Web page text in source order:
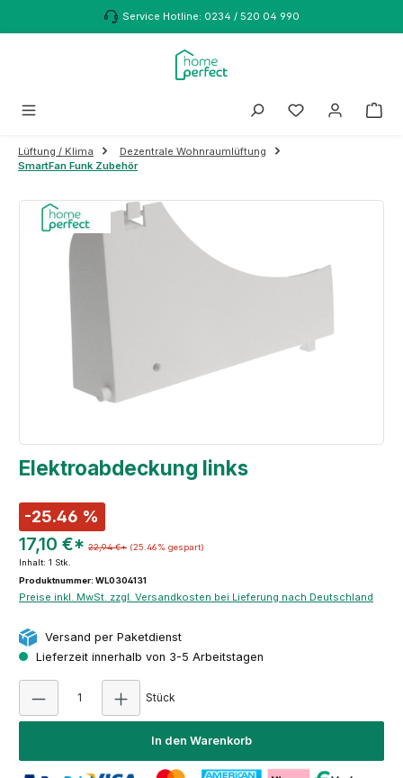
Zum Hauptinhalt springenService Hotline: 0234 / 520 04 990
Lüftung / Klima
Dezentrale Wohnraumlüftung
SmartFan Funk Zubehör
Bildergalerie überspringen
Elektroabdeckung links
-25.46 %
17,10 €* 22,94 €* (25.46% gespart)
Inhalt: 1 Stk.
Produktnummer: WL0304131
Preise inkl. MwSt. zzgl. Versandkosten bei Lieferung nach Deutschland
Versand per Paketdienst
Lieferzeit innerhalb von 3-5 Arbeitstagen
Stück
In den Warenkorb